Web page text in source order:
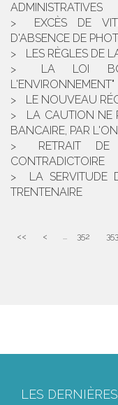
ADMINISTRATIVES
EXCÈS DE
D'ABSENCE DE
LES RÈGLES DE
LA LOI
L'ENVIRONNEMENT"
LE NOUVEAU
LA CAUTION NE
BANCAIRE, PAR
RETRAIT
CONTRADICTOIRE
LA SERVITUDE
TRENTENAIRE
<< < ... 352 353
LES